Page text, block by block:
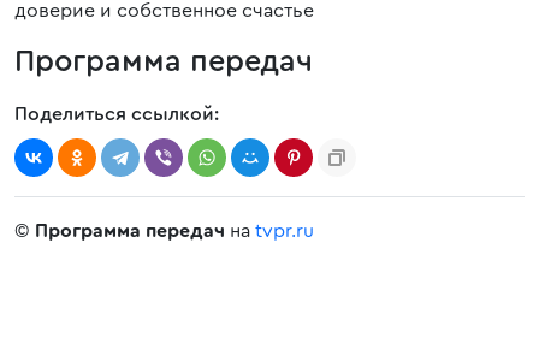
доверие и собственное счастье
Программа передач
Поделиться ссылкой:
© Программа передач на tvpr.ru